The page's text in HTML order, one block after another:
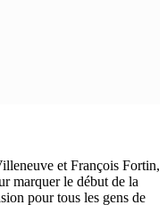
et François Fortin,
marquer le début de la
pour tous les gens de